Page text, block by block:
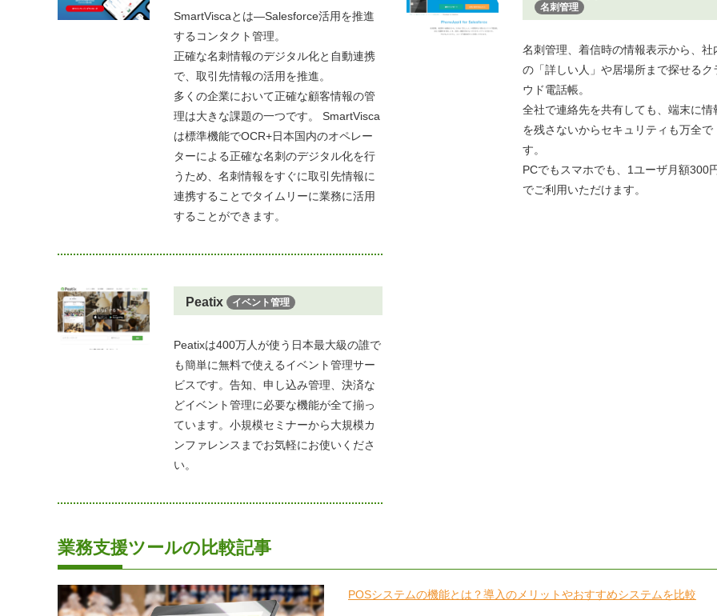
SmartViscaとは―Salesforce活用を推進
するコンタクト管理。
正確な名刺情報のデジタル化と自動連携
で、取引先情報の活用を推進。
多くの企業において正確な顧客情報の管
理は大きな課題の一つです。 SmartVisca
は標準機能でOCR+日本国内のオペレー
ターによる正確な名刺のデジタル化を行
うため、名刺情報をすぐに取引先情報に
連携することでタイムリーに業務に活用
することができます。
Peatix イベント管理
Peatixは400万人が使う日本最大級の誰で
も簡単に無料で使えるイベント管理サー
ビスです。告知、申し込み管理、決済な
どイベント管理に必要な機能が全て揃っ
ています。小規模セミナーから大規模カ
ンファレンスまでお気軽にお使いくださ
い。
名刺管理
名刺管理、着信時の情報表示から、社
の「詳しい人」や居場所まで探せるク
ウド電話帳。
全社で連絡先を共有しても、端末に情
を残さないからセキュリティも万全で
す。
PCでもスマホでも、1ユーザ月額300
でご利用いただけます。
業務支援ツールの比較記事
POSシステムの機能とは？導入のメリットやおすすめシステムを比較